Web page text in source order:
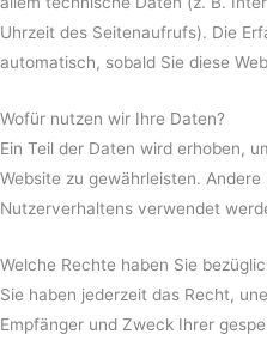
Uhrzeit des Seitenaufrufs). Die
automatisch, sobald Sie diese
Wofür nutzen wir Ihre Daten?
Ein Teil der Daten wird erhoben,
Website zu gewährleisten.
Nutzerverhaltens verwendet
Welche Rechte haben Sie
Sie haben jederzeit das Recht,
Empfänger und Zweck Ihrer